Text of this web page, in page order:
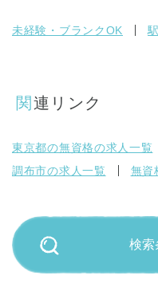
未経験・ブランクOK
関連リンク
東京都の無資格の求人一覧
調布市の求人一覧
無資
検索